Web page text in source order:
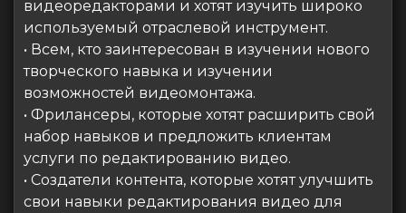
видеоредакторами и хотят изучить широко
используемый отраслевой инструмент.
• Всем, кто заинтересован в изучении нового
творческого навыка и изучении
возможностей видеомонтажа.
• Фрилансеры, которые хотят расширить свой
набор навыков и предложить клиентам
услуги по редактированию видео.
• Создатели контента, которые хотят улучшить
свои навыки редактирования видео для